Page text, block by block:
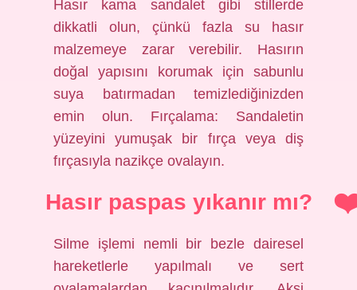
Hasır kama sandalet gibi stillerde
dikkatli olun, çünkü fazla su hasır
malzemeye zarar verebilir. Hasırın
doğal yapısını korumak için sabunlu
suya batırmadan temizlediğinizden
emin olun. Fırçalama: Sandaletin
yüzeyini yumuşak bir fırça veya diş
fırçasıyla nazikçe ovalayın.
Hasır paspas yıkanır mı?
Silme işlemi nemli bir bezle dairesel
hareketlerle yapılmalı ve sert